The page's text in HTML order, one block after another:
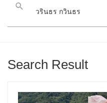
Search Result